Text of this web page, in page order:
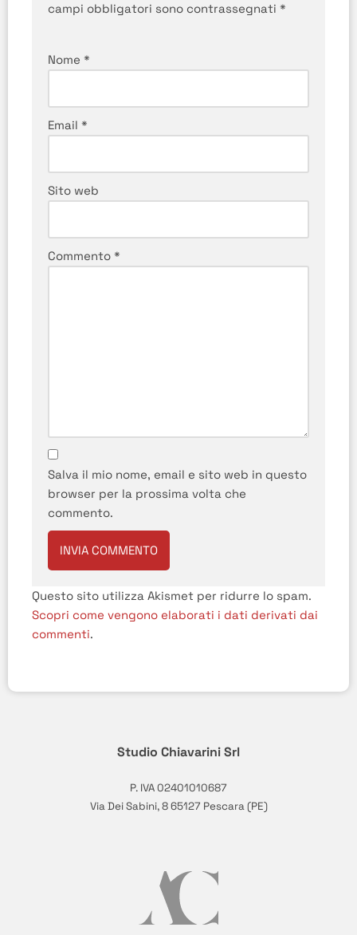
campi obbligatori sono contrassegnati *
Nome *
Email *
Sito web
Commento *
Salva il mio nome, email e sito web in questo
browser per la prossima volta che
commento.
Questo sito utilizza Akismet per ridurre lo spam.
Scopri come vengono elaborati i dati derivati dai
commenti.
Studio Chiavarini Srl
P. IVA 02401010687
Via Dei Sabini, 8 65127 Pescara (PE)